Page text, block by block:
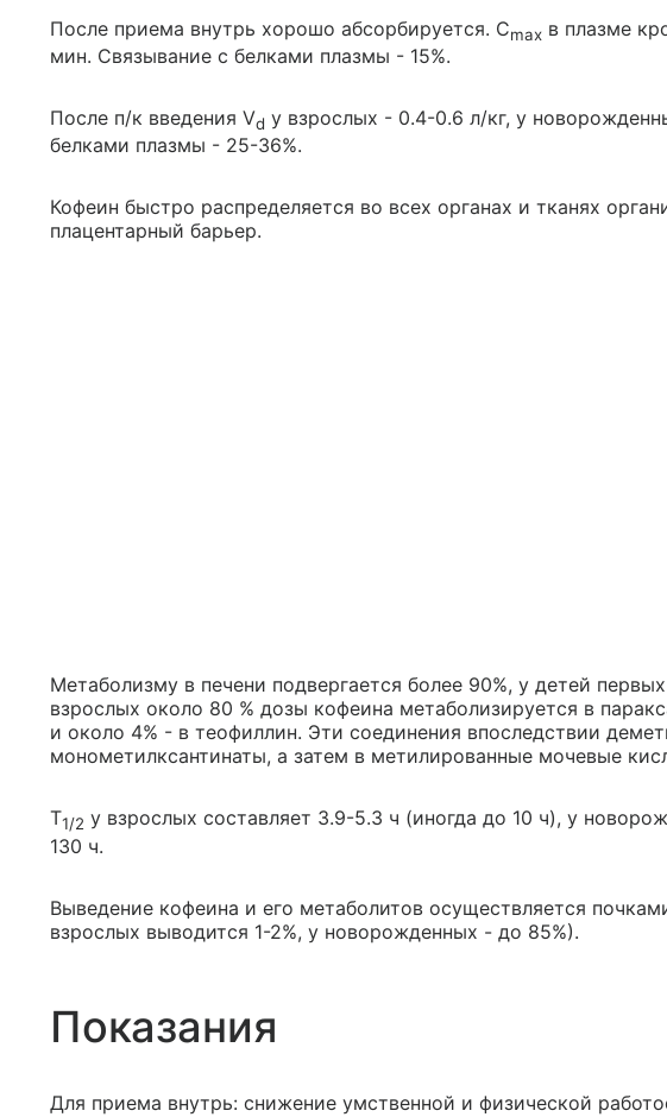
После приема внутрь хорошо абсорбируется. Cmax в плазме
мин. Связывание с белками плазмы - 15%.
После п/к введения Vd у взрослых - 0.4-0.6 л/кг, у
белками плазмы - 25-36%.
Кофеин быстро распределяется во всех органах и тканях
плацентарный барьер.
Метаболизму в печени подвергается более 90%, у детей
взрослых около 80 % дозы кофеина метаболизируется в
и около 4% - в теофиллин. Эти соединения впоследствии
монометилксантинаты, а затем в метилированные мочевые
T1/2 у взрослых составляет 3.9-5.3 ч (иногда до 10 ч), у
130 ч.
Выведение кофеина и его метаболитов осуществляется
взрослых выводится 1-2%, у новорожденных - до 85%).
Показания
Для приема внутрь: снижение умственной и физической